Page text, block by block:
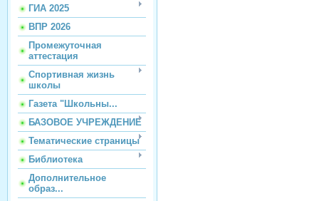
ГИА 2025
ВПР 2026
Промежуточная
аттестация
Спортивная жизнь
школы
Газета "Школьны...
БАЗОВОЕ УЧРЕЖДЕНИЕ
Тематические страницы
Библиотека
Дополнительное
образ...